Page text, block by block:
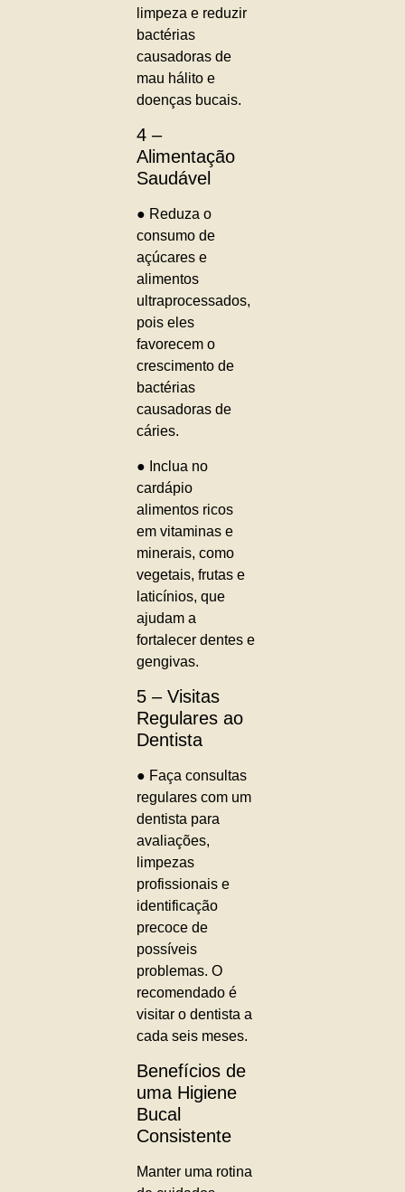
limpeza e reduzir
bactérias
causadoras de
mau hálito e
doenças bucais.
4 –
Alimentação
Saudável
● Reduza o
consumo de
açúcares e
alimentos
ultraprocessados,
pois eles
favorecem o
crescimento de
bactérias
causadoras de
cáries.
● Inclua no
cardápio
alimentos ricos
em vitaminas e
minerais, como
vegetais, frutas e
laticínios, que
ajudam a
fortalecer dentes e
gengivas.
5 – Visitas
Regulares ao
Dentista
● Faça consultas
regulares com um
dentista para
avaliações,
limpezas
profissionais e
identificação
precoce de
possíveis
problemas. O
recomendado é
visitar o dentista a
cada seis meses.
Benefícios de
uma Higiene
Bucal
Consistente
Manter uma rotina